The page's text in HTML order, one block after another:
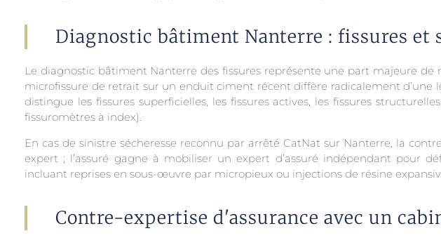
Diagnostic bâtiment Nanterre : fissures et
Le diagnostic bâtiment Nanterre des fissures représente une part majeure de
microfissure de retrait sur un enduit ciment récent diffère radicalement d’une
distingue les fissures superficielles, les fissures actives, les fissures
fissuromètres à index).
En cas de sinistre sécheresse reconnu par arrêté CatNat sur Nanterre, la
expert ; l’assuré gagne à mobiliser un expert d’assuré indépendant pour
incluant reprises en sous-œuvre par micropieux ou injections de résine
Contre-expertise d'assurance avec un